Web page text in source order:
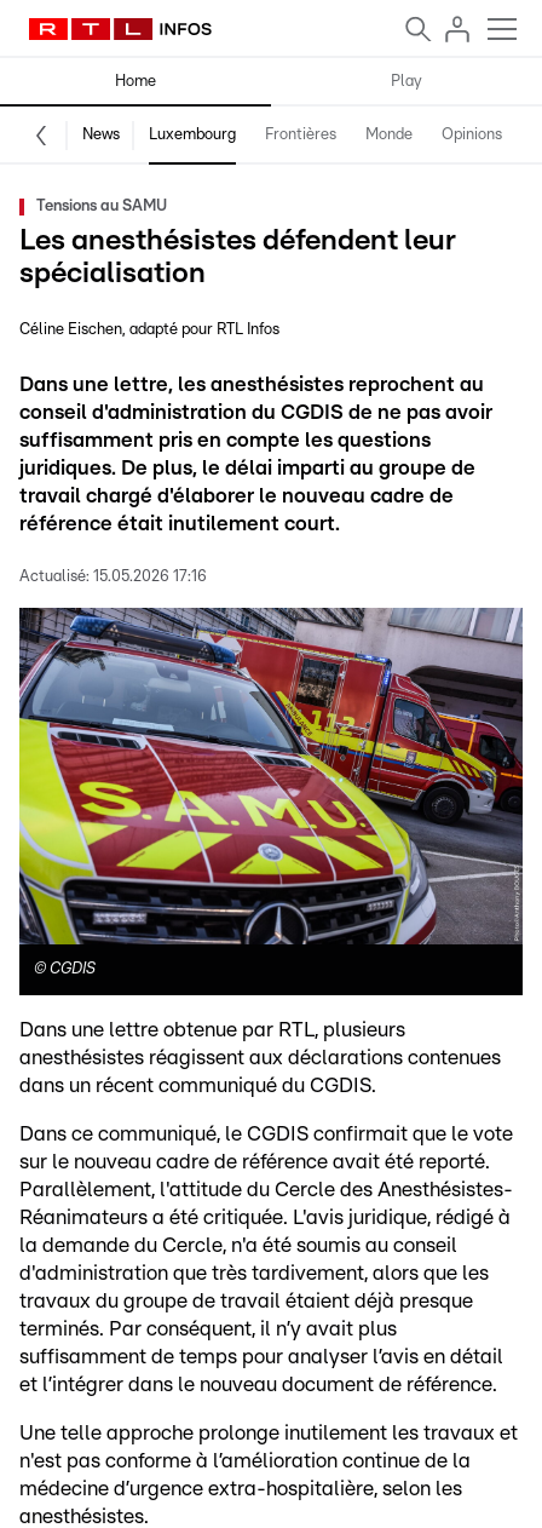
Home Play
News Luxembourg Frontières Monde Opinions
Tensions au SAMU
Les anesthésistes défendent leur
spécialisation
Céline Eischen adapté pour RTL Infos
Dans une lettre, les anesthésistes reprochent au
conseil d'administration du CGDIS de ne pas avoir
suffisamment pris en compte les questions
juridiques. De plus, le délai imparti au groupe de
travail chargé d'élaborer le nouveau cadre de
référence était inutilement court.
Actualisé: 15.05.2026 17:16
© CGDIS
Dans une lettre obtenue par RTL, plusieurs
anesthésistes réagissent aux déclarations contenues
dans un récent communiqué du CGDIS.
Dans ce communiqué, le CGDIS confirmait que le vote
sur le nouveau cadre de référence avait été reporté.
Parallèlement, l'attitude du Cercle des Anesthésistes-
Réanimateurs a été critiquée. L'avis juridique, rédigé à
la demande du Cercle, n'a été soumis au conseil
d'administration que très tardivement, alors que les
travaux du groupe de travail étaient déjà presque
terminés. Par conséquent, il n’y avait plus
suffisamment de temps pour analyser l’avis en détail
et l’intégrer dans le nouveau document de référence.
Une telle approche prolonge inutilement les travaux et
n'est pas conforme à l’amélioration continue de la
médecine d’urgence extra-hospitalière, selon les
anesthésistes.